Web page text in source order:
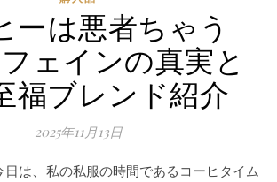
ーは悪者ちゃう
ェインの真実と
福ブレンド紹介
2025年11月13日
日は、私の私服の時間であるコーヒタイム